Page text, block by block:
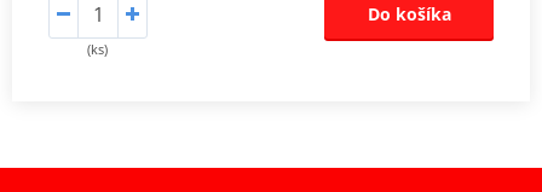
(ks)
Do košíka